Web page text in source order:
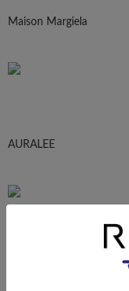
Maison Margiela
AURALEE